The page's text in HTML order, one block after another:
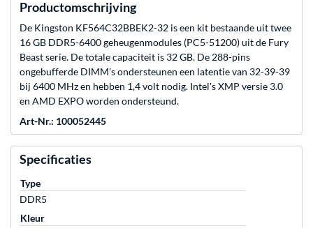
Productomschrijving
De Kingston KF564C32BBEK2-32 is een kit bestaande uit twee
16 GB DDR5-6400 geheugenmodules (PC5-51200) uit de Fury
Beast serie. De totale capaciteit is 32 GB. De 288-pins
ongebufferde DIMM's ondersteunen een latentie van 32-39-39
bij 6400 MHz en hebben 1,4 volt nodig. Intel's XMP versie 3.0
en AMD EXPO worden ondersteund.
Art-Nr.: 100052445
Specificaties
Type
DDR5
Kleur